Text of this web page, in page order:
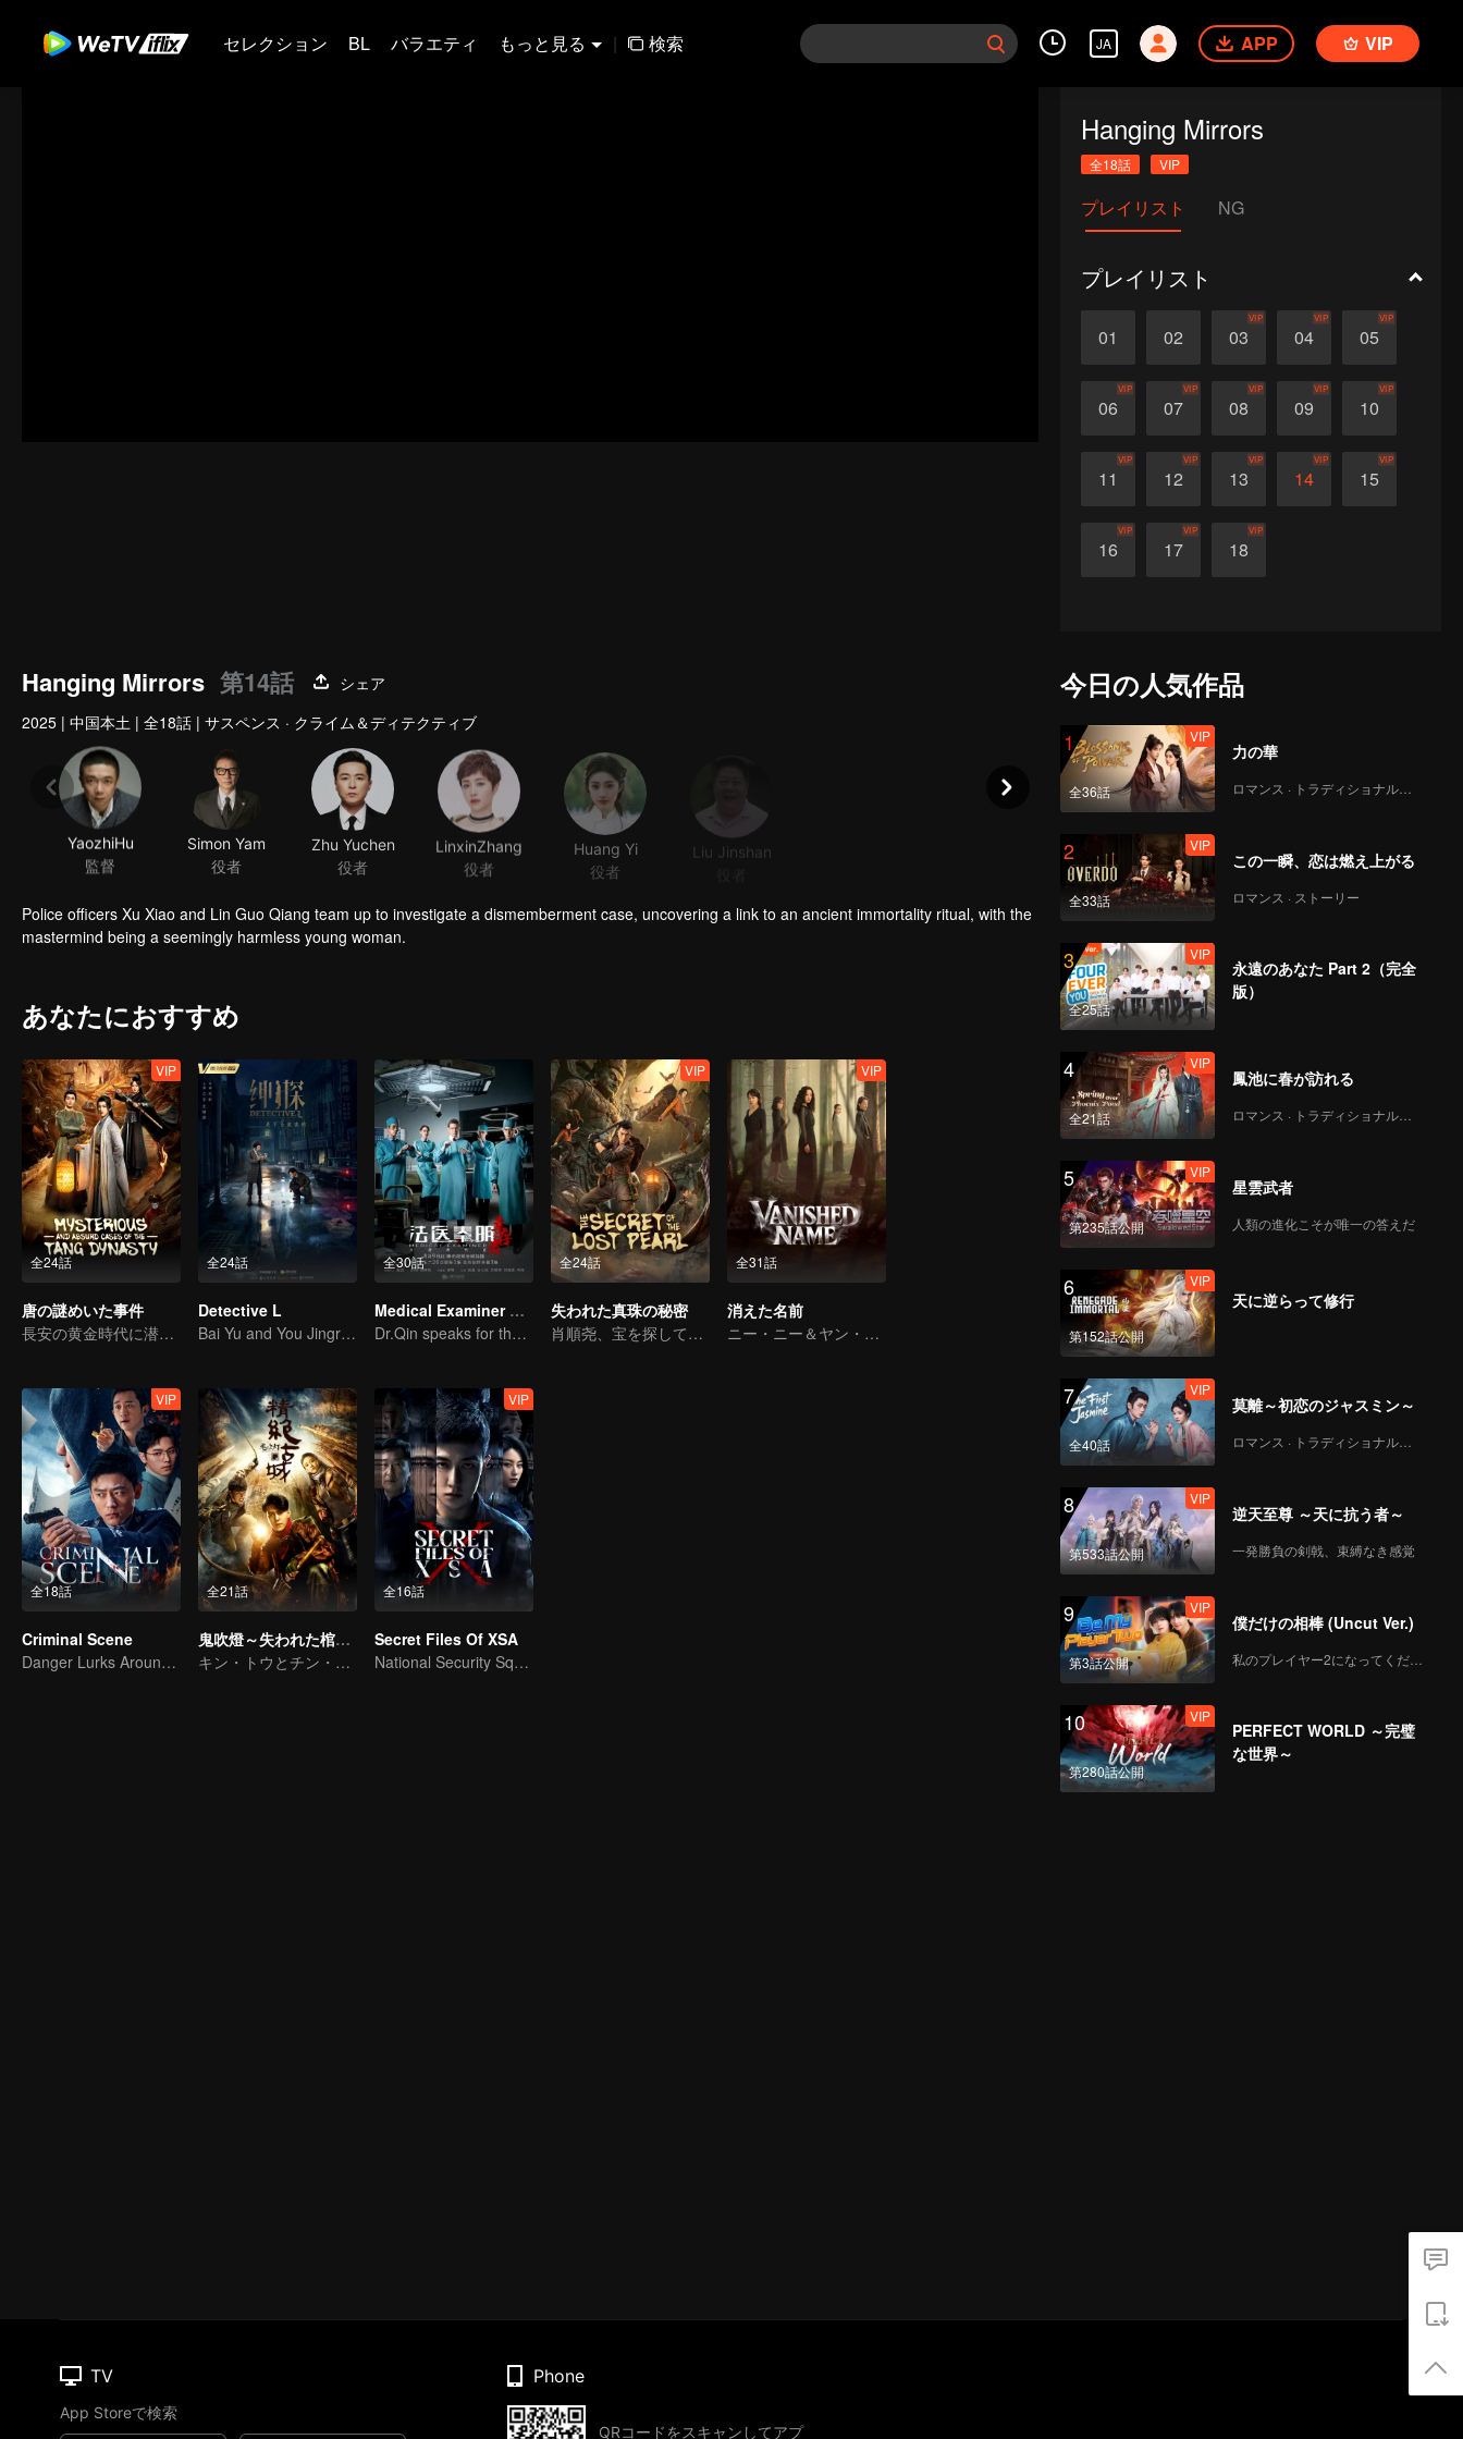
セレクション BL バラエティ もっと見る | 検索 JA APP VIP
Hanging Mirrors
全18話 VIP
プレイリスト NG
プレイリスト
01 02 03
VIP
04
VIP
05
VIP
06
VIP
07
VIP
08
VIP
09
VIP
10
VIP
11
VIP
12
VIP
13
VIP
14
VIP
15
VIP
16
VIP
17
VIP
18
VIP
Hanging Mirrors 第14話
シェア
2025 | 中国本土 | 全18話 | サスペンス · クライム＆ディテクティブ
YaozhiHu
監督
Simon Yam
役者
Zhu Yuchen
役者
LinxinZhang
役者
Huang Yi
役者
Liu Jinshan
Police officers Xu Xiao and Lin Guo Qiang team up to investigate a dismemberment case, uncovering a link to an ancient immortality ritual, with the
mastermind being a seemingly harmless young woman.
あなたにおすすめ
全24話
VIP
唐の謎めいた事件
長安の黄金時代に潜む闇の真実を暴く
全24話
Detective L
Bai Yu and You Jingru Became the super detective
全30話
Medical Examiner Dr. Qin:The Survivor
Dr.Qin speaks for the dead.
全24話
VIP
失われた真珠の秘密
肖順尧、宝を探して血の呪いを解く
全31話
VIP
消えた名前
ニー・ニー＆ヤン・ニーが紡ぐ、女性サスペンス
全18話
VIP
Criminal Scene
Danger Lurks Around You
全21話
鬼吹燈～失われた棺の謎～
キン・トウとチン・キョウオン探険の旅を始めた
全16話
VIP
Secret Files Of XSA
National Security Squad Smashes Spy Conspiracy
今日の人気作品
1
全36話
VIP
力の華
ロマンス · トラディショナル・コスチューム
2
全33話
VIP
この一瞬、恋は燃え上がる
ロマンス · ストーリー
3
全25話
VIP
永遠のあなた Part 2（完全
版）
4
全21話
VIP
鳳池に春が訪れる
ロマンス · トラディショナル・コスチューム
5
第235話公開
VIP
星雲武者
人類の進化こそが唯一の答えだ
6
第152話公開
VIP
天に逆らって修行
7
全40話
VIP
莫離～初恋のジャスミン～
ロマンス · トラディショナル・コスチューム
8
第533話公開
VIP
逆天至尊 ～天に抗う者～
一発勝負の剣戟、束縛なき感覚
9
第3話公開
VIP
僕だけの相棒 (Uncut Ver.)
私のプレイヤー2になってください
10
第280話公開
VIP
PERFECT WORLD ～完璧
な世界～
TV
App Storeで検索
Phone
QRコードをスキャンしてアプ